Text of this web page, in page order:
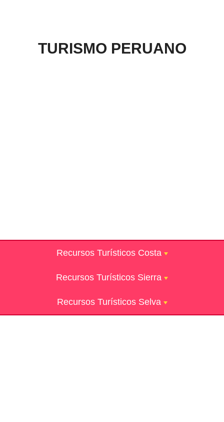
TURISMO PERUANO
Recursos Turísticos Costa
Recursos Turísticos Sierra
Recursos Turísticos Selva